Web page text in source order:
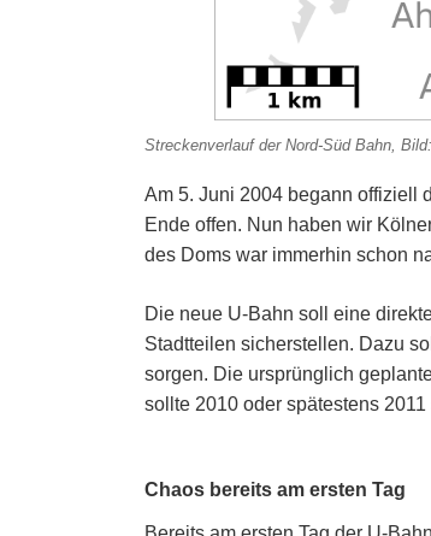
Streckenverlauf der Nord-Süd Bahn,
Am 5. Juni 2004 begann offiziell
Ende offen. Nun haben wir
des Doms war immerhin schon
Die neue U-Bahn soll eine
Stadtteilen sicherstellen. Dazu
sorgen. Die ursprünglich
sollte 2010 oder spätestens 2011
Chaos bereits am ersten Tag